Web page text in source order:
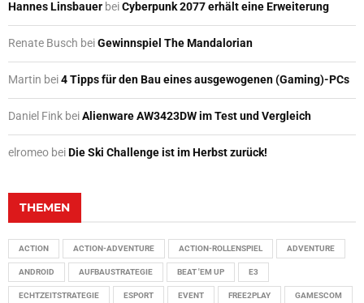
Hannes Linsbauer beiCyberpunk 2077 erhält eine Erweiterung
Renate Busch beiGewinnspiel The Mandalorian
Martin bei4 Tipps für den Bau eines ausgewogenen (Gaming)-PCs
Daniel Fink beiAlienware AW3423DW im Test und Vergleich
elromeo beiDie Ski Challenge ist im Herbst zurück!
THEMEN
ACTION ACTION-ADVENTURE ACTION-ROLLENSPIEL ADVENTURE
ANDROID AUFBAUSTRATEGIE BEAT 'EM UP E3
ECHTZEITSTRATEGIE ESPORT EVENT FREE2PLAY GAMESCOM